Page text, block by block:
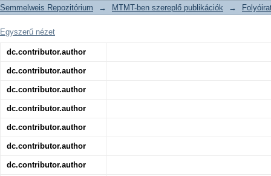
Semmelweis Repozitórium → MTMT-ben szereplő publikációk →
Egyszerű nézet
dc.contributor.author
dc.contributor.author
dc.contributor.author
dc.contributor.author
dc.contributor.author
dc.contributor.author
dc.contributor.author